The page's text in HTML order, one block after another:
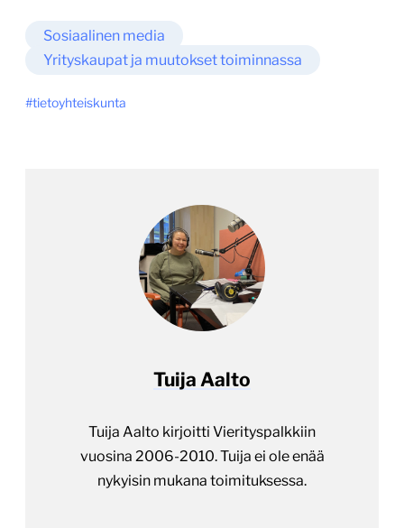
Sosiaalinen media
Yrityskaupat ja muutokset toiminnassa
tietoyhteiskunta
Tuija Aalto
Tuija Aalto kirjoitti Vierityspalkkiin
vuosina 2006-2010. Tuija ei ole enää
nykyisin mukana toimituksessa.